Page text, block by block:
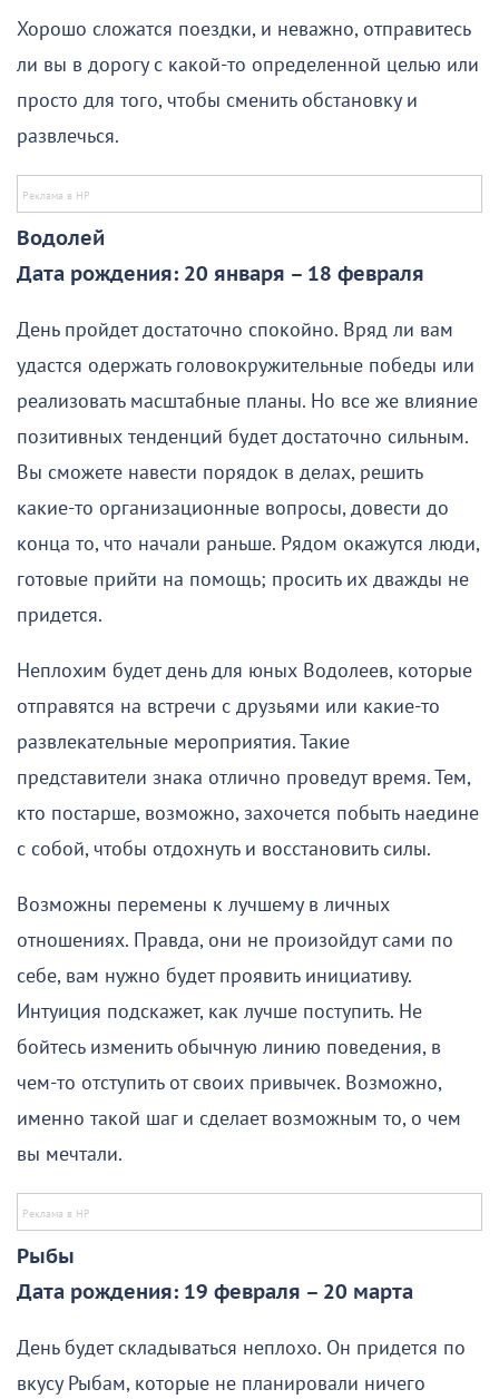
Хорошо сложатся поездки, и неважно, отправитесь
ли вы в дорогу с какой-то определенной целью или
просто для того, чтобы сменить обстановку и
развлечься.
Водолей
Дата рождения: 20 января – 18 февраля
День пройдет достаточно спокойно. Вряд ли вам
удастся одержать головокружительные победы или
реализовать масштабные планы. Но все же влияние
позитивных тенденций будет достаточно сильным.
Вы сможете навести порядок в делах, решить
какие-то организационные вопросы, довести до
конца то, что начали раньше. Рядом окажутся люди,
готовые прийти на помощь; просить их дважды не
придется.
Неплохим будет день для юных Водолеев, которые
отправятся на встречи с друзьями или какие-то
развлекательные мероприятия. Такие
представители знака отлично проведут время. Тем,
кто постарше, возможно, захочется побыть наедине
с собой, чтобы отдохнуть и восстановить силы.
Возможны перемены к лучшему в личных
отношениях. Правда, они не произойдут сами по
себе, вам нужно будет проявить инициативу.
Интуиция подскажет, как лучше поступить. Не
бойтесь изменить обычную линию поведения, в
чем-то отступить от своих привычек. Возможно,
именно такой шаг и сделает возможным то, о чем
вы мечтали.
Рыбы
Дата рождения: 19 февраля – 20 марта
День будет складываться неплохо. Он придется по
вкусу Рыбам, которые не планировали ничего